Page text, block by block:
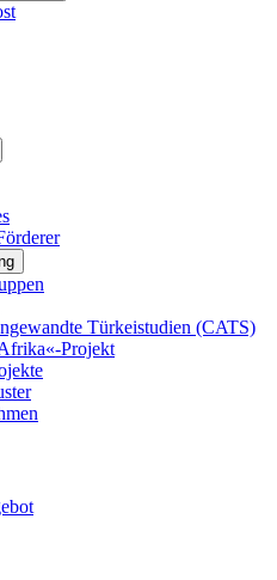
Türkeistudien (CATS)
Projekt